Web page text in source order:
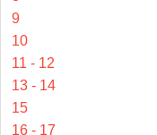
9
10
11 - 12
13 - 14
15
16 - 17